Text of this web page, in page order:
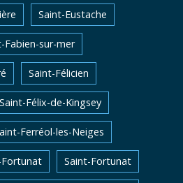
Saint-Eustache
Fabien-sur-mer
Saint-Félicien
Saint-Félix-de-Kingsey
Ferréol-les-Neiges
Saint-Fortunat